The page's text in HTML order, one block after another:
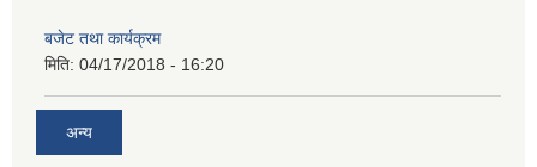
बजेट तथा कार्यक्रम
मिति: 04/17/2018 - 16:20
अन्य